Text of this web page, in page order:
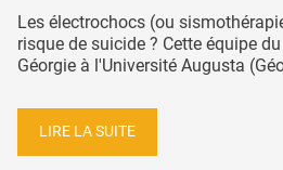
Les électrochocs (ou
risque de suicide ? Cette équipe
Géorgie à l'Université Augusta
LIRE LA SUITE